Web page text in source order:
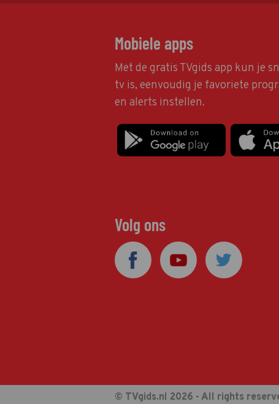
Mobiele apps
Met de gratis TVgids app kun je
tv is, eenvoudig je favoriete
en alerts instellen.
Volg ons
© TVgids.nl 2026 - All rights